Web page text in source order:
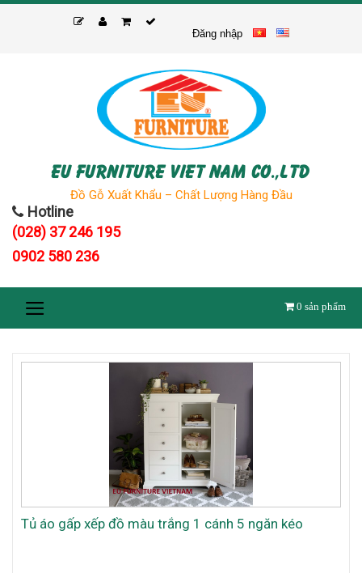
Skip
Đăng nhập
EU FURNITURE VIET NAM CO.,LTD
Đồ Gỗ Xuất Khẩu – Chất Lượng Hàng Đầu
Hotline
(028) 37 246 195
0902 580 236
0 sản phẩm
Tủ áo gấp xếp đồ màu trắng 1 cánh 5 ngăn kéo